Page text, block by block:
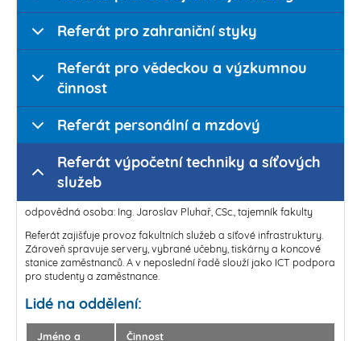
Referát pro zahraniční styky
Referát pro vědeckou a výzkumnou
činnost
Referát personální a mzdový
Referát výpočetní techniky a síťových
služeb
odpovědná osoba: Ing. Jaroslav Pluhař, CSc., tajemník fakulty
Referát zajišťuje provoz fakultních služeb a síťové infrastruktury.
Zároveň spravuje servery, vybrané učebny, tiskárny a koncové
stanice zaměstnanců. A v neposlední řadě slouží jako ICT podpora
pro studenty a zaměstnance.
Lidé na oddělení:
Jméno a
Činnost